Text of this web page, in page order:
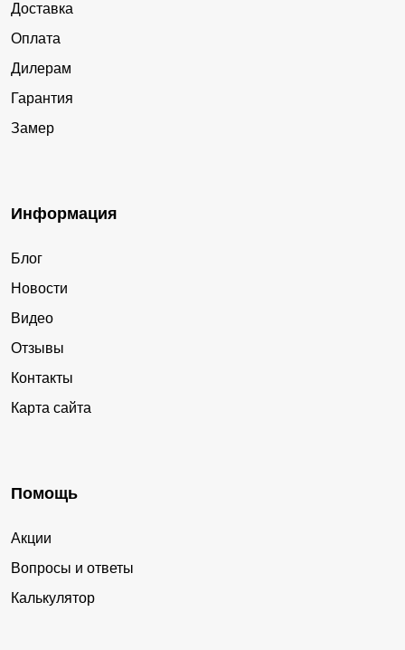
Доставка
Оплата
Дилерам
Гарантия
Замер
Информация
Блог
Новости
Видео
Отзывы
Контакты
Карта сайта
Помощь
Акции
Вопросы и ответы
Калькулятор